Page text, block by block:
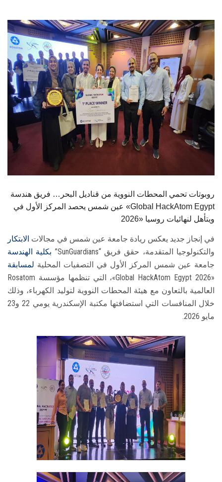
هيئة التدريس
الدراسات العليا
الخريجين
الموظفون
الزائـرون
روبوتات تحمي المحطات النووية من قناديل البحر… فريق هندسة
عين شمس يحصد المركز الأول في «Global HackAtom Egypt
2026» ويتأهل لنهائيات روسيا
في إنجاز جديد يعكس ريادة جامعة عين شمس في مجالات الابتكار
والتكنولوجيا المتقدمة، حقق فريق “SunGuardians”
بكلية الهندسة
جامعة عين شمس المركز الأول في التصفيات المحلية لمسابقة
«Global HackAtom Egypt 2026»، التي تنظمها مؤسسة Rosatom
العالمية بالتعاون مع هيئة المحطات النووية لتوليد الكهرباء، وذلك
خلال المنافسات التي استضافتها مكتبة الإسكندرية يومي 22 و23
مايو 2026.